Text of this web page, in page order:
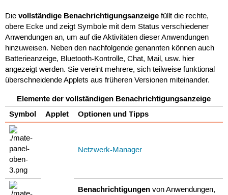
Die vollständige Benachrichtigungsanzeigefüllt die rechte,
obere Ecke und zeigt Symbole mit dem Status verschiedener
Anwendungen an, um auf die Aktivitäten dieser Anwendungen
hinzuweisen. Neben den nachfolgende genannten können auch
Batterieanzeige, Bluetooth-Kontrolle, Chat, Mail, usw. hier
angezeigt werden. Sie vereint mehrere, sich teilweise funktional
überschneidende Applets aus früheren Versionen miteinander.
Elemente der vollständigen Benachrichtigungsanzeige
Symbol
Applet Optionen und Tipps
Netzwerk-Manager
Benachrichtigungen von Anwendungen,